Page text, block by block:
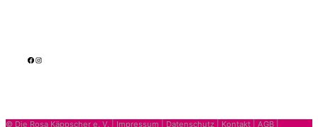
facebook
Instagram
© Die Rosa Käppscher e. V. | Impressum Datenschutz Kontakt AGB